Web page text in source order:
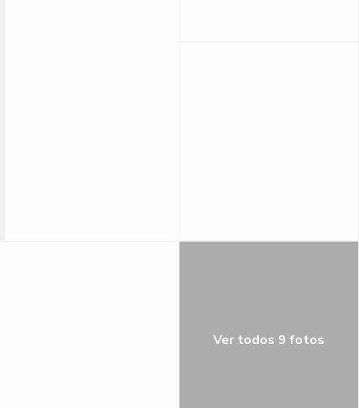
Ver todos 9 fotos